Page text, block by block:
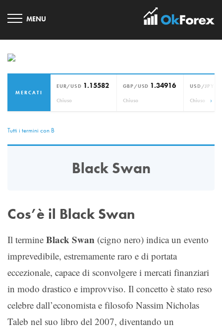
MERCATI
EUR/USD 1.15582
Chiuso
GBP/USD 1.34916
Chiuso
USD/JPY
Chiuso ›
Tutti i termini con B
Black Swan
Cos’è il Black Swan
Il termine Black Swan (cigno nero) indica un evento
imprevedibile, estremamente raro e di portata
eccezionale, capace di sconvolgere i mercati finanziari
in modo drastico e improvviso. Il concetto è stato reso
celebre dall’economista e filosofo Nassim Nicholas
Taleb nel suo libro del 2007, diventando un